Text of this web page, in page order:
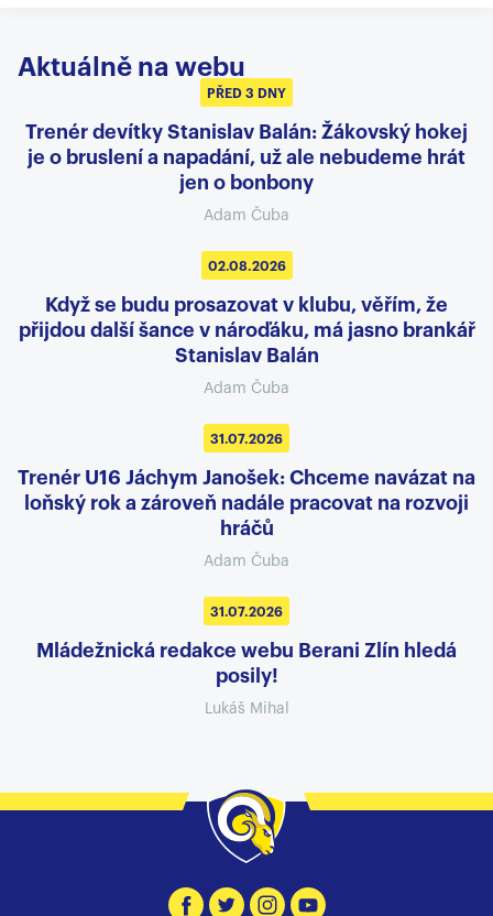
Aktuálně na webu
PŘED 3 DNY
Trenér devítky Stanislav Balán: Žákovský hokej
je o bruslení a napadání, už ale nebudeme hrát
jen o bonbony
Adam Čuba
02.08.2026
Když se budu prosazovat v klubu, věřím, že
přijdou další šance v nároďáku, má jasno brankář
Stanislav Balán
Adam Čuba
31.07.2026
Trenér U16 Jáchym Janošek: Chceme navázat na
loňský rok a zároveň nadále pracovat na rozvoji
hráčů
Adam Čuba
31.07.2026
Mládežnická redakce webu Berani Zlín hledá
posily!
Lukáš Mihal